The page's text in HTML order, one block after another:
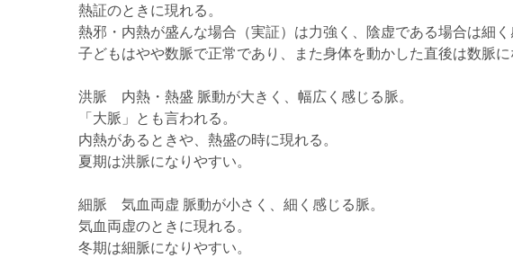
熱証のときに現れる。
熱邪・内熱が盛んな場合（実証）は力強く、陰虚である場合は細く
子どもはやや数脈で正常であり、また身体を動かした直後は数脈に
洪脈 内熱・熱盛 脈動が大きく、幅広く感じる脈。
「大脈」とも言われる。
内熱があるときや、熱盛の時に現れる。
夏期は洪脈になりやすい。
細脈 気血両虚 脈動が小さく、細く感じる脈。
気血両虚のときに現れる。
冬期は細脈になりやすい。